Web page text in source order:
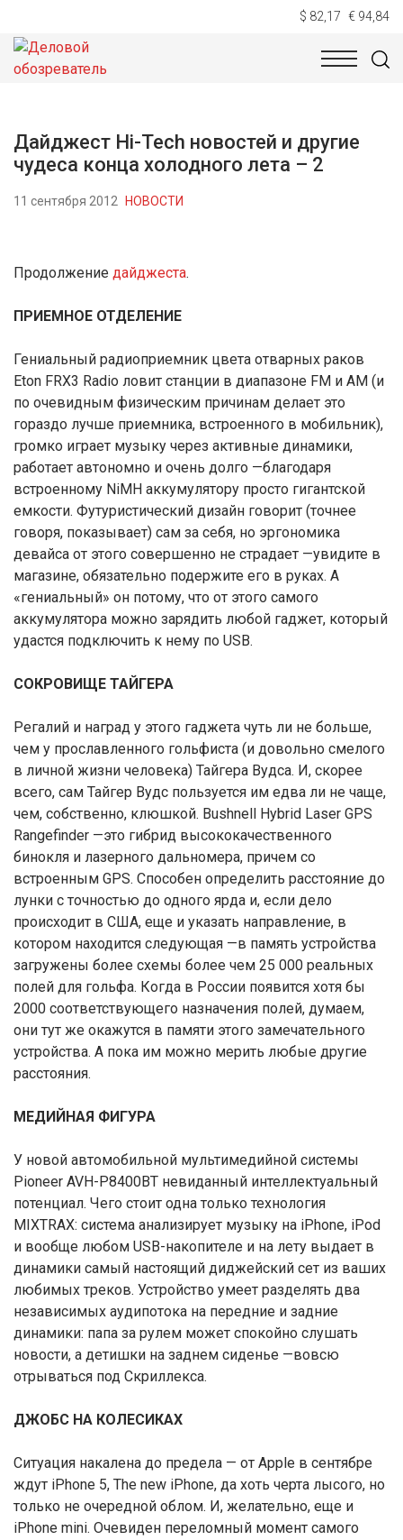
$ 82,17 € 94,84
НОВОСТИ
Дайджест Hi-Tech новостей и другие
чудеса конца холодного лета – 2
11 сентября 2012 НОВОСТИ
Продолжение дайджеста.
ПРИЕМНОЕ ОТДЕЛЕНИЕ
Гениальный радиоприемник цвета отварных раков
Eton FRX3 Radio ловит станции в диапазоне FM и АМ (и
по очевидным физическим причинам делает это
гораздо лучше приемника, встроенного в мобильник),
громко играет музыку через активные динамики,
работает автономно и очень долго —благодаря
встроенному NiMH аккумулятору просто гигантской
емкости. Футуристический дизайн говорит (точнее
говоря, показывает) сам за себя, но эргономика
девайса от этого совершенно не страдает —увидите в
магазине, обязательно подержите его в руках. А
«гениальный» он потому, что от этого самого
аккумулятора можно зарядить любой гаджет, который
удастся подключить к нему по USB.
СОКРОВИЩЕ ТАЙГЕРА
Регалий и наград у этого гаджета чуть ли не больше,
чем у прославленного гольфиста (и довольно смелого
в личной жизни человека) Тайгера Вудса. И, скорее
всего, сам Тайгер Вудс пользуется им едва ли не чаще,
чем, собственно, клюшкой. Bushnell Hybrid Laser GPS
Rangefinder —это гибрид высококачественного
бинокля и лазерного дальномера, причем со
встроенным GPS. Способен определить расстояние до
лунки с точностью до одного ярда и, если дело
происходит в США, еще и указать направление, в
котором находится следующая —в память устройства
загружены более схемы более чем 25 000 реальных
полей для гольфа. Когда в России появится хотя бы
2000 соответствующего назначения полей, думаем,
они тут же окажутся в памяти этого замечательного
устройства. А пока им можно мерить любые другие
расстояния.
МЕДИЙНАЯ ФИГУРА
У новой автомобильной мультимедийной системы
Pioneer AVH-Р8400ВТ невиданный интеллектуальный
потенциал. Чего стоит одна только технология
MIXTRAX: система анализирует музыку на iPhone, iPod
и вообще любом USB-накопителе и на лету выдает в
динамики самый настоящий диджейский сет из ваших
любимых треков. Устройство умеет разделять два
независимых аудипотока на передние и задние
динамики: папа за рулем может спокойно слушать
новости, а детишки на заднем сиденье —вовсю
отрываться под Скриллекса.
ДЖОБС НА КОЛЕСИКАХ
Ситуация накалена до предела — от Apple в сентябре
ждут iPhone 5, The new iPhone, да хоть черта лысого, но
только не очередной облом. И, желательно, еще и
iPhone mini. Очевиден переломный момент самого